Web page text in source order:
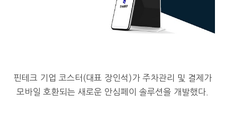
핀테크 기업 코스터 (대표 장인석 )가 주차관리 및 결제가
모바일 호환되는 새로운 안심페이 솔루션을 개발했다